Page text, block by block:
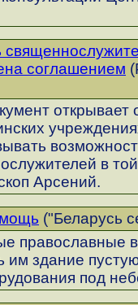
соглашением
в
Арсений.
("Беларусь
православные
им здание
под